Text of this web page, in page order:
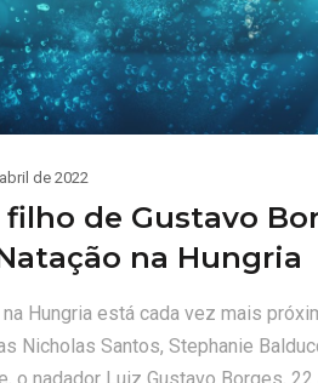
de 2022
de Gustavo
na Hungria
Hungria está cada vez mais
Nicholas Santos, Stephanie